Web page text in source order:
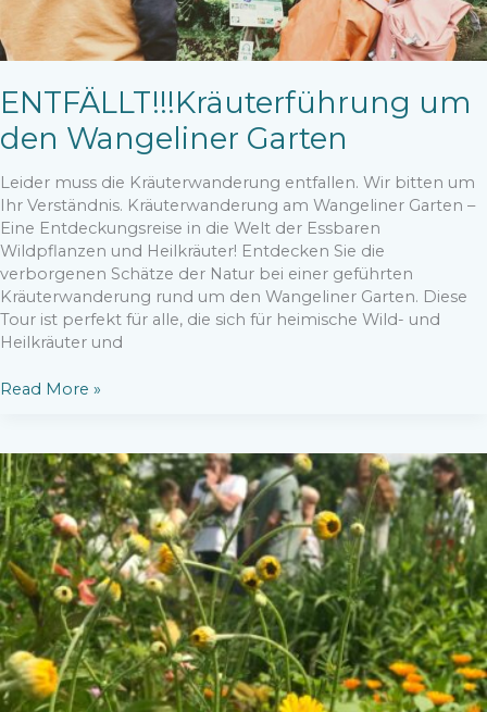
ENTFÄLLT!!!Kräuterführung um
den Wangeliner Garten
Leider muss die Kräuterwanderung entfallen. Wir bitten um
Ihr Verständnis. Kräuterwanderung am Wangeliner Garten –
Eine Entdeckungsreise in die Welt der Essbaren
Wildpflanzen und Heilkräuter! Entdecken Sie die
verborgenen Schätze der Natur bei einer geführten
Kräuterwanderung rund um den Wangeliner Garten. Diese
Tour ist perfekt für alle, die sich für heimische Wild- und
Heilkräuter und
ENTFÄLLT!!!Kräuterführung
Wangeliner
Garten
Read More »